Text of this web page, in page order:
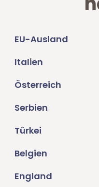
EU-Ausland
Italien
Österreich
Serbien
Türkei
Belgien
England